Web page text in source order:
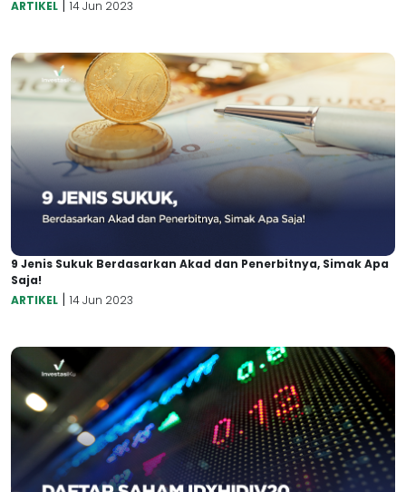
ARTIKEL 14 Jun 2023
9 Jenis Sukuk Berdasarkan Akad dan Penerbitnya, Simak Apa
Saja!
ARTIKEL | 14 Jun 2023